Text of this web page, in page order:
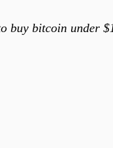
buy bitcoin under